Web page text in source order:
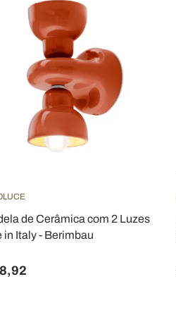
de Cerâmica com 2 Luzes
in Italy - Berimbau